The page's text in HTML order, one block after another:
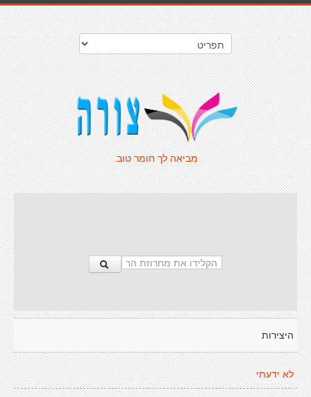
מביאה לך חומר טוב.
היצירות
לא ידעתי